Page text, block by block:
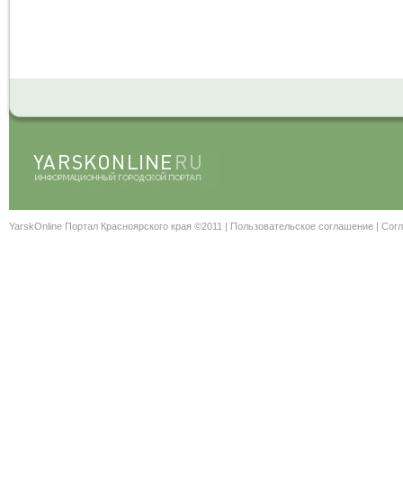
YarskOnline Портал Красноярского края ©2011 | Пользовательское соглашение |